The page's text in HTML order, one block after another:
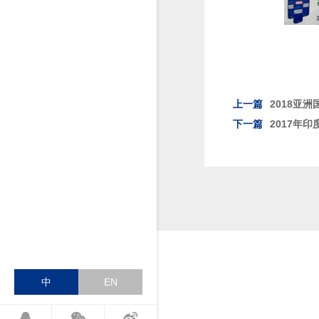
中 EN
上一篇
2018亚洲
下一篇
2017年印